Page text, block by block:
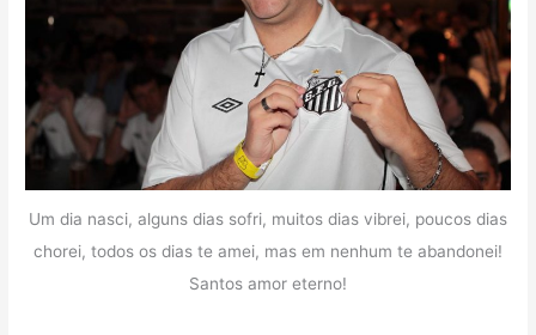
Um dia nasci, alguns dias sofri, muitos dias vibrei, poucos dias
chorei, todos os dias te amei, mas em nenhum te abandonei!
Santos amor eterno!